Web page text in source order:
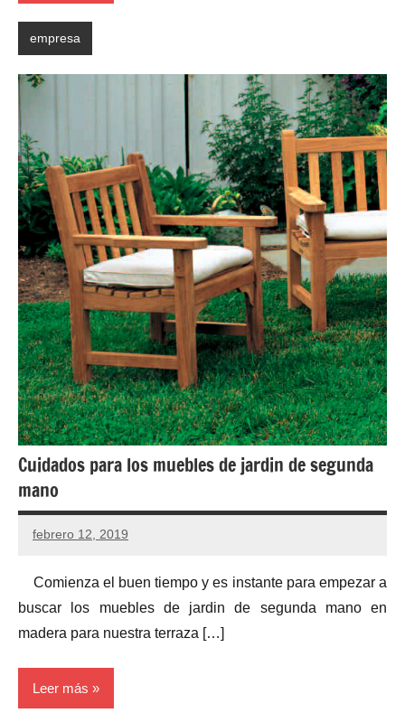
empresa
Cuidados para los muebles de jardin de segunda
mano
febrero 12, 2019
Comienza el buen tiempo y es instante para empezar a
buscar los muebles de jardin de segunda mano en
madera para nuestra terraza […]
Leer más